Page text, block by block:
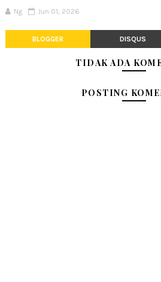
Ng Jun 01, 2026
BLOGGER DISQUS
TIDAK ADA
POSTING